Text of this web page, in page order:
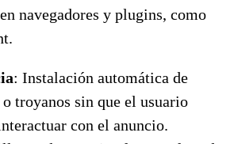
navegadores y plugins, como
: Instalación automática de
troyanos sin que el usuario
con el anuncio.